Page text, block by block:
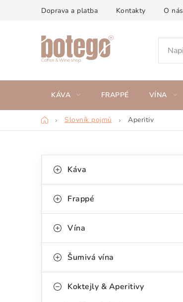
Doprava a platba Kontakty O nás
KÁVA FRAPPÉ VÍNA
DomůSlovník pojmů Aperitiv
o
t
r
n
kategorie
a
e
o
i
Káva
Frappé
Vína
Šumivá vína
Koktejly & Aperitivy